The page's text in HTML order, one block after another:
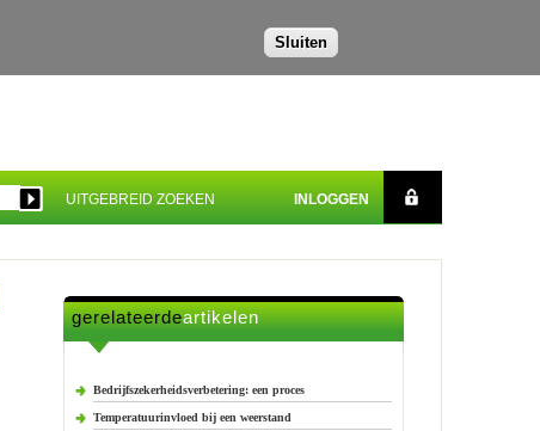
Sluiten
INLOGGEN
UITGEBREID ZOEKEN
gerelateerdeartikelen
Bedrijfszekerheidsverbetering: een proces
Temperatuurinvloed bij een weerstand